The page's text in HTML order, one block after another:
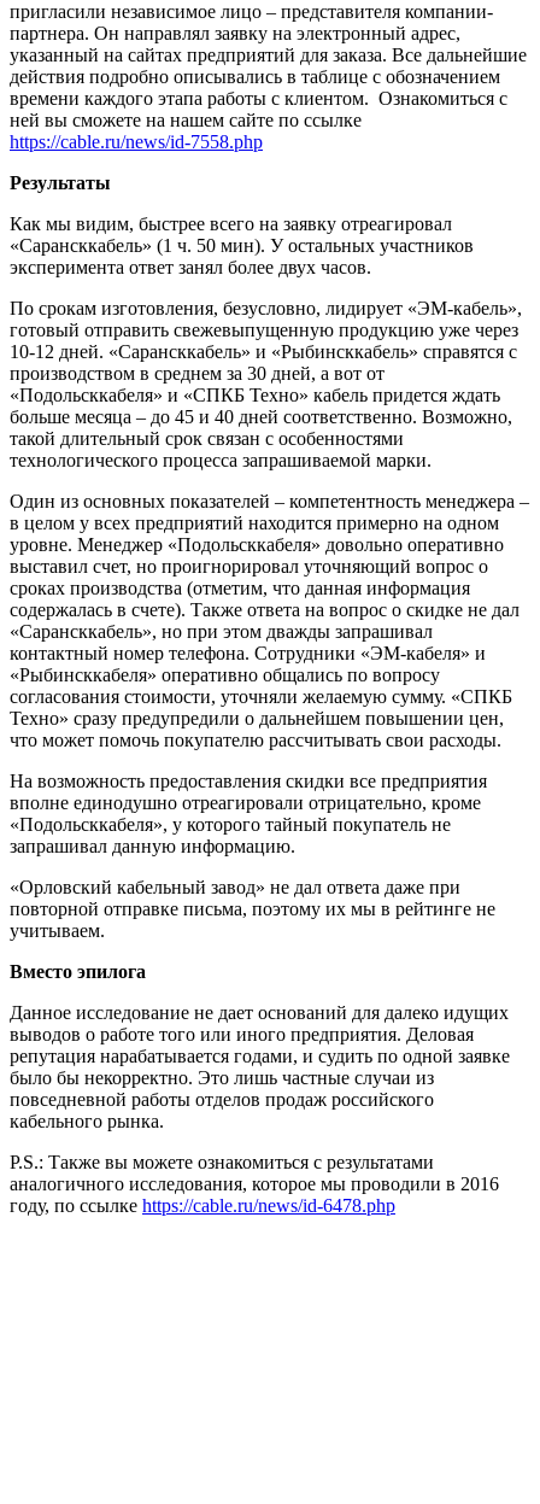
пригласили независимое лицо – представителя компании-
партнера. Он направлял заявку на электронный адрес,
указанный на сайтах предприятий для заказа. Все дальнейшие
действия подробно описывались в таблице с обозначением
времени каждого этапа работы с клиентом. Ознакомиться с
ней вы сможете на нашем сайте по ссылке
https://cable.ru/news/id-7558.php
Результаты
Как мы видим, быстрее всего на заявку отреагировал
«Сарансккабель» (1 ч. 50 мин). У остальных участников
эксперимента ответ занял более двух часов.
По срокам изготовления, безусловно, лидирует «ЭМ-кабель»,
готовый отправить свежевыпущенную продукцию уже через
10-12 дней. «Сарансккабель» и «Рыбинсккабель» справятся с
производством в среднем за 30 дней, а вот от
«Подольсккабеля» и «СПКБ Техно» кабель придется ждать
больше месяца – до 45 и 40 дней соответственно. Возможно,
такой длительный срок связан с особенностями
технологического процесса запрашиваемой марки.
Один из основных показателей – компетентность менеджера –
в целом у всех предприятий находится примерно на одном
уровне. Менеджер «Подольсккабеля» довольно оперативно
выставил счет, но проигнорировал уточняющий вопрос о
сроках производства (отметим, что данная информация
содержалась в счете). Также ответа на вопрос о скидке не дал
«Сарансккабель», но при этом дважды запрашивал
контактный номер телефона. Сотрудники «ЭМ-кабеля» и
«Рыбинсккабеля» оперативно общались по вопросу
согласования стоимости, уточняли желаемую сумму. «СПКБ
Техно» сразу предупредили о дальнейшем повышении цен,
что может помочь покупателю рассчитывать свои расходы.
На возможность предоставления скидки все предприятия
вполне единодушно отреагировали отрицательно, кроме
«Подольсккабеля», у которого тайный покупатель не
запрашивал данную информацию.
«Орловский кабельный завод» не дал ответа даже при
повторной отправке письма, поэтому их мы в рейтинге не
учитываем.
Вместо эпилога
Данное исследование не дает оснований для далеко идущих
выводов о работе того или иного предприятия. Деловая
репутация нарабатывается годами, и судить по одной заявке
было бы некорректно. Это лишь частные случаи из
повседневной работы отделов продаж российского
кабельного рынка.
P.S.: Также вы можете ознакомиться с результатами
аналогичного исследования, которое мы проводили в 2016
году, по ссылке https://cable.ru/news/id-6478.php